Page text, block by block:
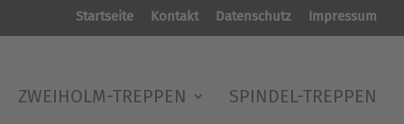
Startseite Kontakt Datenschutz Impressum
ZWEIHOLM-TREPPEN SPINDEL-TREPPEN